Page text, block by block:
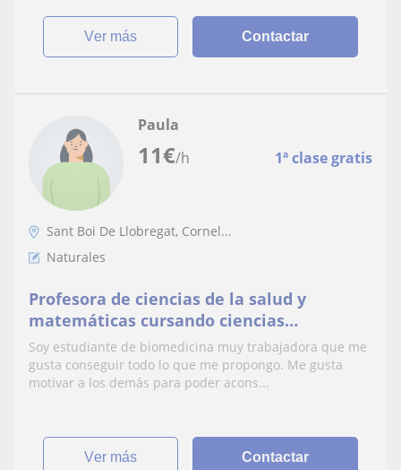
ver más Contactar
11€/h 1ª clase gratis
Paula
Sant Boi De Llobregat, Cornel...
Naturales
Profesora de ciencias de la salud y
matemáticas cursando ciencias
biomédicas
Soy estudiante de biomedicina muy trabajadora que me
gusta conseguir todo lo que me propongo. Me gusta
motivar a los demás para poder acons...
ver más Contactar